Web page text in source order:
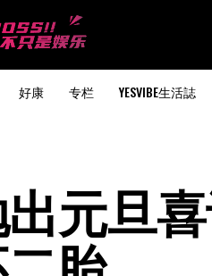
好康 专栏 YESVIBE生活誌
元旦